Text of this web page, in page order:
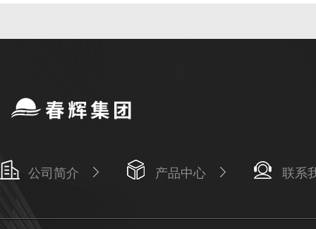
公司简介 产品中心 联系